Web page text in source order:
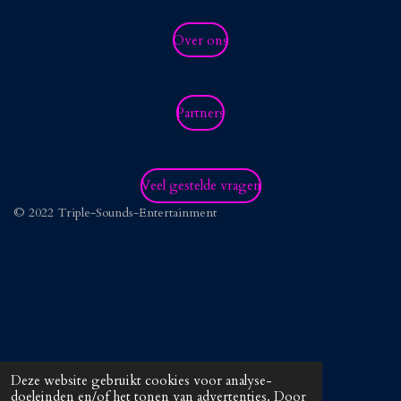
Deze website gebruikt cookies voor analyse-
doeleinden en/of het tonen van advertenties. Door
t
Over ons
Partners
Veel gestelde vragen
© 2022 Triple-Sounds-Entertainment